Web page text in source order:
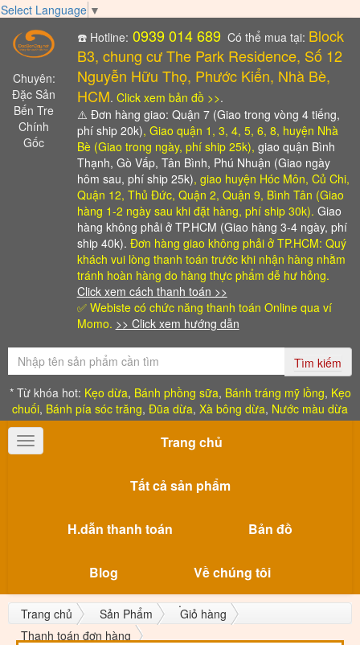
Select Language ▼
Chuyên:
Đặc Sản
Bến Tre
Chính
Gốc
☎️ Hotline: 0939 014 689 Có thể mua tại: Block
B3, chung cư The Park Residence, Số 12
Nguyễn Hữu Thọ, Phước Kiển, Nhà Bè,
HCM. Click xem bản đồ >>.
⚠️ Đơn hàng giao: Quận 7 (Giao trong vòng 4 tiếng,
phí ship 20k), Giao quận 1, 3, 4, 5, 6, 8, huyện Nhà
Bè (Giao trong ngày, phí ship 25k), giao quận Bình
Thạnh, Gò Vấp, Tân Bình, Phú Nhuận (Giao ngày
hôm sau, phí ship 25k), giao huyện Hóc Môn, Củ Chi,
Quận 12, Thủ Đức, Quận 2, Quận 9, Bình Tân (Giao
hàng 1-2 ngày sau khi đặt hàng, phí ship 30k). Giao
hàng không phải ở TP.HCM (Giao hàng 3-4 ngày, phí
ship 40k). Đơn hàng giao không phải ở TP.HCM: Quý
khách vui lòng thanh toán trước khi nhận hàng nhằm
tránh hoàn hàng do hàng thực phẩm dễ hư hỏng.
Click xem cách thanh toán >>
✅ Webiste có chức năng thanh toán Online qua ví
Momo. >> Click xem hướng dẫn
Tìm kiếm
* Từ khóa hot: Kẹo dừa, Bánh phồng sữa, Bánh tráng mỹ lồng, Kẹo
chuối, Bánh pía sóc trăng, Đũa dừa, Xà bông dừa, Nước màu dừa
Toggle
navigation
Trang chủ
Tất cả sản phẩm
H.dẫn thanh toán Bản đồ
Blog Về chúng tôi
Trang chủ Sản Phẩm
Giỏ hàng
Thanh toán đơn hàng